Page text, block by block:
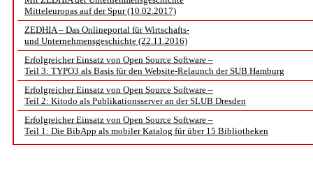
Mitteleuropas auf der Spur (10.02.2017)
ZEDHIA – Das Onlineportal für Wirtschafts-
und Unternehmensgeschichte (22.11.2016)
Erfolgreicher Einsatz von Open Source Software –
Teil 3: TYPO3 als Basis für den Website-Relaunch der SUB Hamburg
Erfolgreicher Einsatz von Open Source Software –
Teil 2: Kitodo als Publikationsserver an der SLUB Dresden
Erfolgreicher Einsatz von Open Source Software –
Teil 1: Die BibApp als mobiler Katalog für über 15 Bibliotheken